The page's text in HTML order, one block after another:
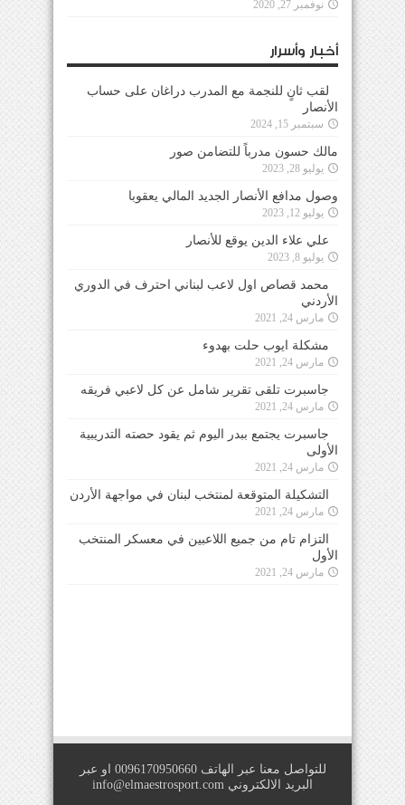
نوفمبر 27, 2020
أخبار وأسرار
لقب ثانٍ للنجمة مع المدرب دراغان على حساب
الأنصار
سبتمبر 15, 2024
مالك حسون مدرباً للتضامن صور
يوليو 28, 2023
وصول مدافع الأنصار الجديد المالي يعقوبا
يوليو 12, 2023
علي علاء الدين يوقع للأنصار
يوليو 8, 2023
محمد قصاص اول لاعب لبناني احترف في الدوري
الأردني
مارس 24, 2021
مشكلة ايوب حلت بهدوء
مارس 24, 2021
جاسبرت تلقى تقرير شامل عن كل لاعبي فريقه
مارس 24, 2021
جاسبرت يجتمع ببدر اليوم ثم يقود حصته التدريبية
الأولى
مارس 24, 2021
التشكيلة المتوقعة لمنتخب لبنان في مواجهة الأردن
مارس 24, 2021
التزام تام من جميع اللاعبين في معسكر المنتخب
الأول
مارس 24, 2021
للتواصل معنا عبر الهاتف 0096170950660 او عبر
البريد الالكتروني info@elmaestrosport.com